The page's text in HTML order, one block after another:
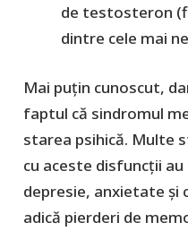
de testosteron
dintre cele mai
Mai puțin cunoscut,
faptul că sindromul
starea psihică. Multe
cu aceste disfuncţii
depresie, anxietate și
adică pierderi de